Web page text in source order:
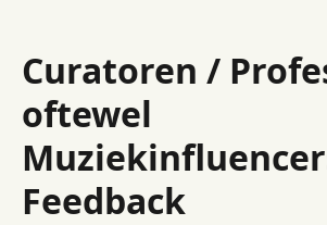
Curatoren /
oftewel
Feedback